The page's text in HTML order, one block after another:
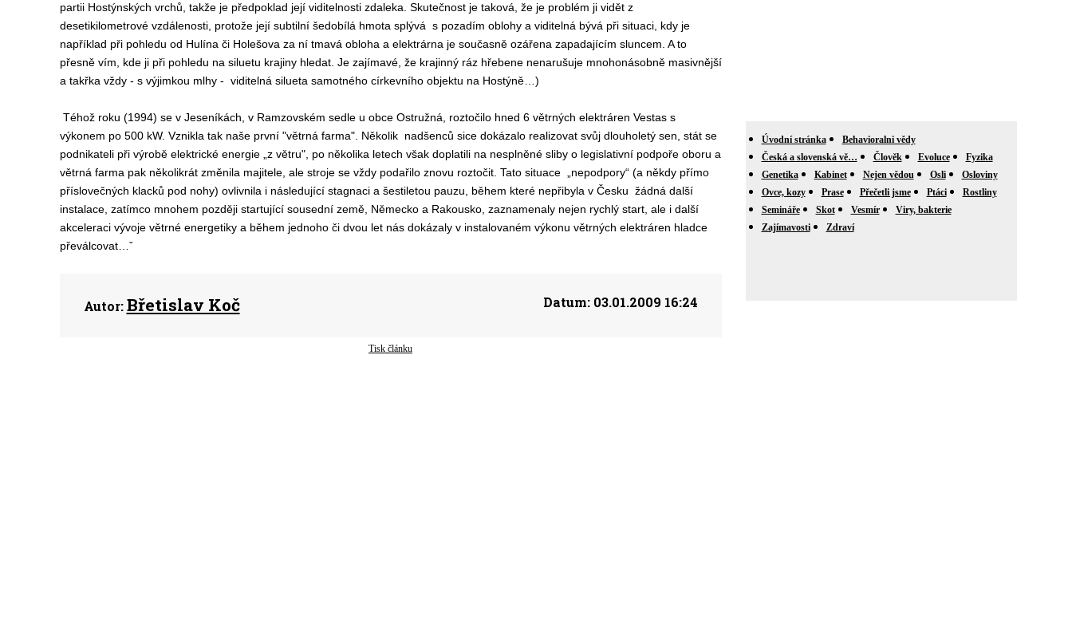
partii Hostýnských vrchů, takže je předpoklad její viditelnosti zdaleka. Skutečnost je taková, že je problém ji vidět z
desetikilometrové vzdálenosti, protože její subtilní šedobílá hmota splývá s pozadím oblohy a viditelná bývá při situaci, kdy je
například při pohledu od Hulína či Holešova za ní tmavá obloha a elektrárna je současně ozářena zapadajícím sluncem. A to
přesně vím, kde ji při pohledu na siluetu krajiny hledat. Je zajímavé, že krajinný ráz hřebene nenarušuje mnohonásobně masivnější
a takřka vždy - s výjimkou mlhy - viditelná silueta samotného církevního objektu na Hostýně…)
Téhož roku (1994) se v Jeseníkách, v Ramzovském sedle u obce Ostružná, roztočilo hned 6 větrných elektráren Vestas s
výkonem po 500 kW. Vznikla tak naše první "větrná farma". Několik nadšenců sice dokázalo realizovat svůj dlouholetý sen, stát se
podnikateli při výrobě elektrické energie „z větru", po několika letech však doplatili na nesplněné sliby o legislativní podpoře oboru a
větrná farma pak několikrát změnila majitele, ale stroje se vždy podařilo znovu roztočit. Tato situace „nepodpory“ (a někdy přímo
příslovečných klacků pod nohy) ovlivnila i následující stagnaci a šestiletou pauzu, během které nepřibyla v Česku žádná další
instalace, zatímco mnohem později startující sousední země, Německo a Rakousko, zaznamenaly nejen rychlý start, ale i další
akceleraci vývoje větrné energetiky a během jednoho či dvou let nás dokázaly v instalovaném výkonu větrných elektráren hladce
převálcovat…ˇ
Autor: Břetislav Koč Datum:03.01.2009 16:24
Tisk článku
Úvodní stránka
Behavioralni vědy
Česká a slovenská vě…
Člověk Evoluce
Fyzika
Genetika
Kabinet Nejen vědou Osli
Osloviny
Ovce, kozy
Prase Přečetli jsme Ptáci
Rostliny
Semináře
Skot Vesmír
Viry, bakterie
Zajímavosti
Zdraví